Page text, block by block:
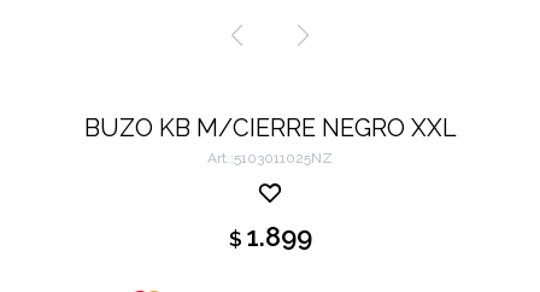
BUZO KB M/CIERRE NEGRO XXL
5103011025NZ
$ 1.899